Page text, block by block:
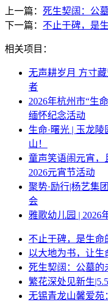
上一篇： 死生契阔：公
下一篇： 不止于碑，是
相关项目：
无声耕岁月 方寸
者
2026年杭州市“生
缅怀纪念活动
生命·曙光 | 玉龙
山！
童声笑语闹元宵，
2026元宵节活动
聚势·励行|杨艺集
会
雅歌幼儿园 | 2026
不止于碑，是生命
以大地为书，让生
死生契阔：公墓的
繁花深处见新生
无锡青龙山馨爱苑